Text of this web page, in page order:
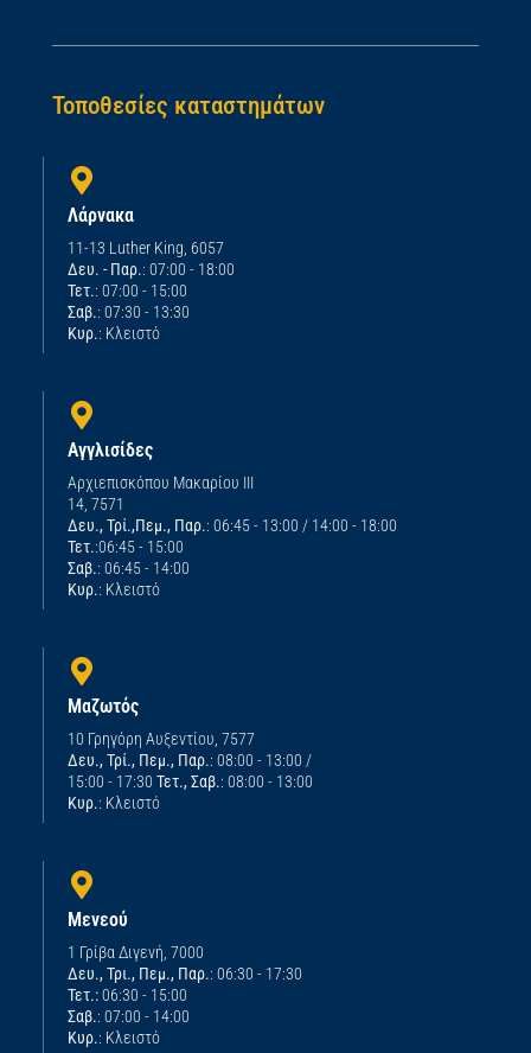
Τοποθεσίες καταστημάτων
Λάρνακα
11-13 Luther King, 6057
Δευ. - Παρ.: 07:00 - 18:00
Τετ.: 07:00 - 15:00
Σαβ.: 07:30 - 13:30
Κυρ.: Κλειστό
Αγγλισίδες
Αρχιεπισκόπου Μακαρίου ΙΙΙ
14, 7571
Δευ., Τρί.,Πεμ., Παρ.: 06:45 - 13:00 / 14:00 - 18:00
Τετ.:06:45 - 15:00
Σαβ.: 06:45 - 14:00
Κυρ.: Κλειστό
Μαζωτός
10 Γρηγόρη Αυξεντίου, 7577
Δευ., Τρί., Πεμ., Παρ.: 08:00 - 13:00 /
15:00 - 17:30 Τετ., Σαβ.: 08:00 - 13:00
Κυρ.: Κλειστό
Μενεού
1 Γρίβα Διγενή, 7000
Δευ., Τρι., Πεμ., Παρ.: 06:30 - 17:30
Τετ.:06:30 - 15:00
Σαβ.: 07:00 - 14:00
Κυρ.: Κλειστό